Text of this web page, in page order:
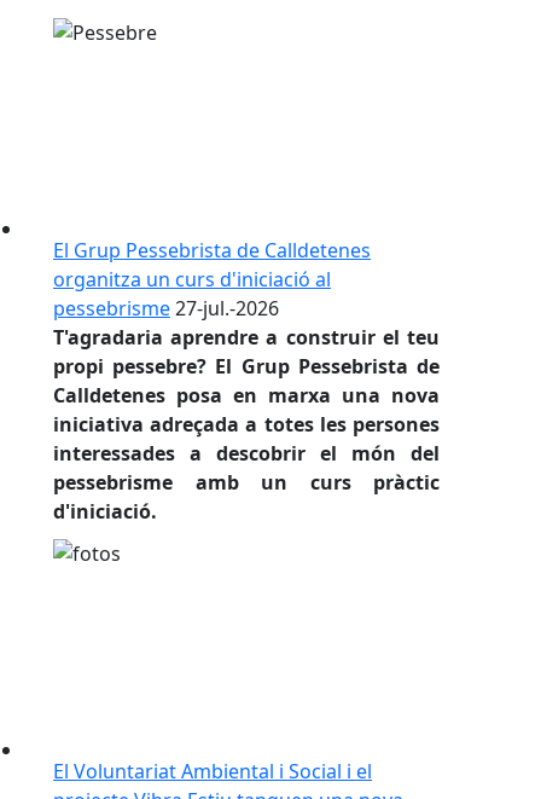
El Grup Pessebrista de Calldetenes
organitza un curs d'iniciació al
pessebrisme27-jul.-2026
T'agradaria aprendre a construir el teu
propi pessebre? El Grup Pessebrista de
Calldetenes posa en marxa una nova
iniciativa adreçada a totes les persones
interessades a descobrir el món del
pessebrisme amb un curs pràctic
d'iniciació.
El Voluntariat Ambiental i Social i el